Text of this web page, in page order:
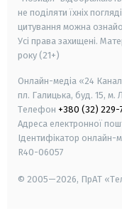
не поділяти їхніх
цитування можна
Усі права захищені.
року (21+)
Онлайн-медіа «24
пл. Галицька, буд. 15, м.
Телефон +380 (32) 229-
Адреса електронної
Ідентифікатор онлайн-
R40-06057
© 2005—2026, ПрАТ